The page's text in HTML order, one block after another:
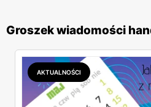
Groszek wiadomości
AKTUALNOŚCI